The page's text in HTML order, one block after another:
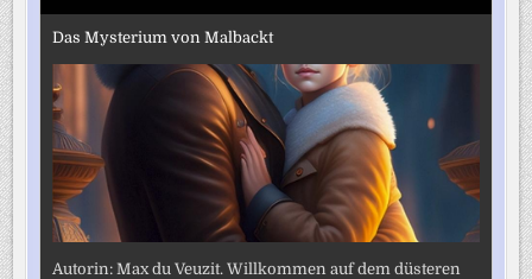
Das Mysterium von Malbackt
Autorin: Max du Veuzit. Willkommen auf dem düsteren